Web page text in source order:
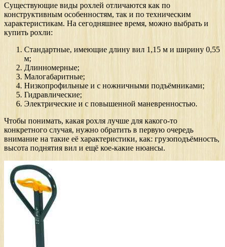
Существующие виды рохлей отличаются как по
конструктивным особенностям, так и по техническим
характеристикам. На сегодняшнее время, можно выбрать и
купить рохли:
Стандартные, имеющие длину вил 1,15 м и ширину 0,55
м;
Длинномерные;
Малогабаритные;
Низкопрофильные и с ножничными подъёмниками;
Гидравлические;
Электрические и с повышенной маневренностью.
Чтобы понимать, какая рохля лучше для какого-то
конкретного случая, нужно обратить в первую очередь
внимание на такие её характеристики, как: грузоподъёмность,
высота поднятия вил и ещё кое-какие нюансы.